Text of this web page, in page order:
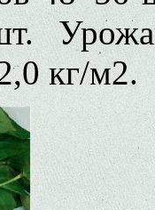
кг/м2.